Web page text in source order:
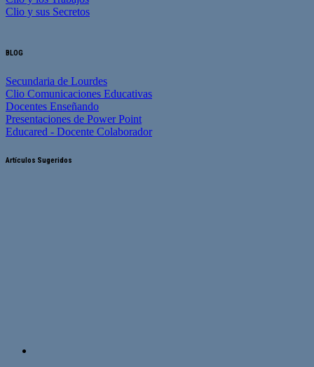
Clio y sus Secretos
BLOG
Secundaria de Lourdes
Clio Comunicaciones Educativas
Docentes Enseñando
Presentaciones de Power Point
Educared - Docente Colaborador
Artículos Sugeridos